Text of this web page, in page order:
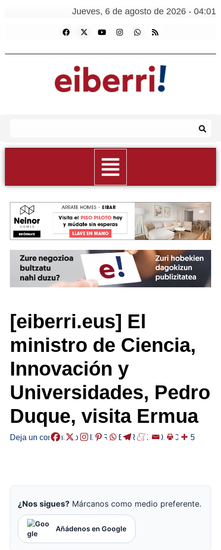
Jueves, 6 de agosto de 2026 - 04:01
[eiberri.eus] El
ministro de Ciencia,
Innovación y
Universidades, Pedro
Duque, visita Ermua
Deja un comentario /EIBAR ,HERRIAK /2019-03-25
¿Nos sigues? Márcanos como medio preferente.
Añádenos en Google